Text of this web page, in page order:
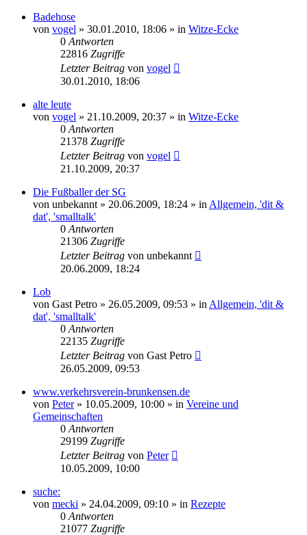
Badehose
von vogel » 30.01.2010, 18:06 » in Witze-Ecke
0 Antworten
22816 Zugriffe
Letzter Beitrag von vogel
30.01.2010, 18:06
alte leute
von vogel » 21.10.2009, 20:37 » in Witze-Ecke
0 Antworten
21378 Zugriffe
Letzter Beitrag von vogel
21.10.2009, 20:37
Die Fußballer der SG
von unbekannt » 20.06.2009, 18:24 » in Allgemein, 'dit &
dat', 'smalltalk'
0 Antworten
21306 Zugriffe
Letzter Beitrag von unbekannt
20.06.2009, 18:24
Lob
von Gast Petro » 26.05.2009, 09:53 » in Allgemein, 'dit &
dat', 'smalltalk'
0 Antworten
22135 Zugriffe
Letzter Beitrag von Gast Petro
26.05.2009, 09:53
www.verkehrsverein-brunkensen.de
von Peter» 10.05.2009, 10:00 » in Vereine und
Gemeinschaften
0 Antworten
29199 Zugriffe
Letzter Beitrag von Peter
10.05.2009, 10:00
suche:
von mecki » 24.04.2009, 09:10 » in Rezepte
0 Antworten
21077 Zugriffe